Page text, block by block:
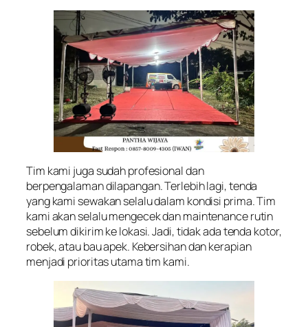
Tim kami juga sudah profesional dan
berpengalaman dilapangan. Terlebih lagi, tenda
yang kami sewakan selalu dalam kondisi prima. Tim
kami akan selalu mengecek dan maintenance rutin
sebelum dikirim ke lokasi. Jadi, tidak ada tenda kotor,
robek, atau bau apek. Kebersihan dan kerapian
menjadi prioritas utama tim kami.